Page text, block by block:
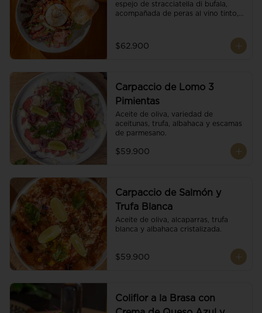
espejo de stracciatella di bufala,
acompañada de peras al vino tinto,
pesto y reducción de balsámico.
$62.900
Carpaccio de Lomo 3
Pimientas
Aceite de oliva, variedad de
aceitunas, trufa, albahaca y escamas
de parmesano.
$59.900
Carpaccio de Salmón y
Trufa Blanca
Aceite de oliva, alcaparras, trufa
blanca y albahaca cristalizada.
$59.900
Coliflor a la Brasa con